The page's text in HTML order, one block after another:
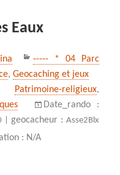
Eaux
Catégories
----- * 04 Parc
,Geocaching et jeux
Patrimoine-religieux,
Date_rando :
| geocacheur : Asse2Blx
: N/A